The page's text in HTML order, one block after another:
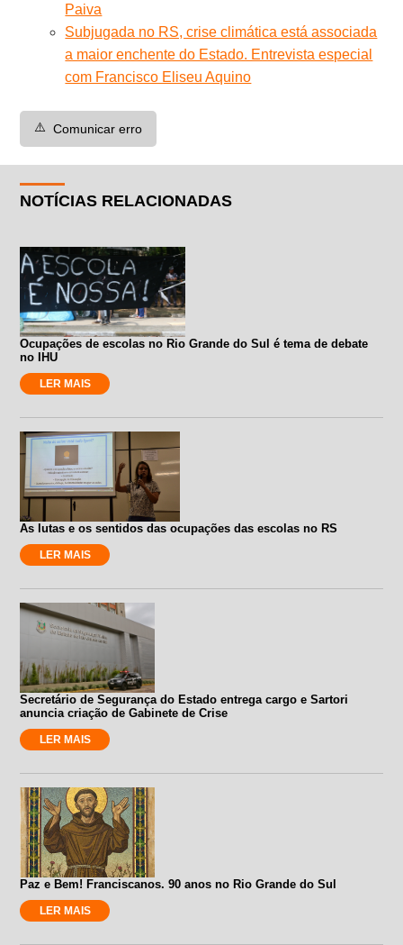
Paiva
Subjugada no RS, crise climática está associada
a maior enchente do Estado. Entrevista especial
com Francisco Eliseu Aquino
⚠️ Comunicar erro
NOTÍCIAS RELACIONADAS
Ocupações de escolas no Rio Grande do Sul é tema de debate
no IHU
LER MAIS
As lutas e os sentidos das ocupações das escolas no RS
LER MAIS
Secretário de Segurança do Estado entrega cargo e Sartori
anuncia criação de Gabinete de Crise
LER MAIS
Paz e Bem! Franciscanos. 90 anos no Rio Grande do Sul
LER MAIS